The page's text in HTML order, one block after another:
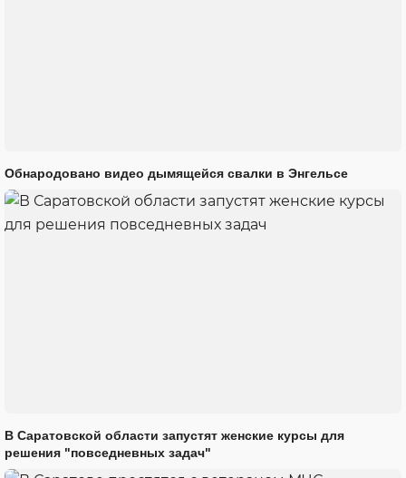
Обнародовано видео дымящейся свалки в Энгельсе
В Саратовской области запустят женские курсы для
решения "повседневных задач"